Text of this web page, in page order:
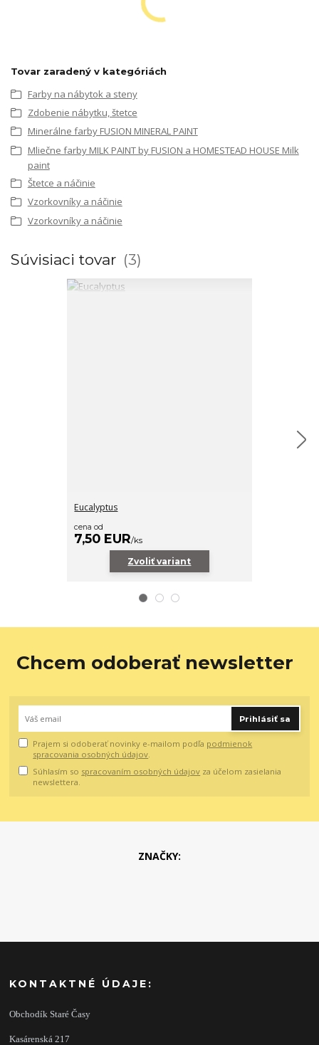
Tovar zaradený v kategóriách
Farby na nábytok a steny
Zdobenie nábytku, štetce
Minerálne farby FUSION MINERAL PAINT
Mliečne farby MILK PAINT by FUSION a HOMESTEAD HOUSE Milk
paint
Štetce a náčinie
Vzorkovníky a náčinie
Vzorkovníky a náčinie
Súvisiaci tovar 3
Eucalyptus
cena od
7,50 EUR/ks
Zvoliť variant
Chcem odoberať newsletter
Prihlásiť sa
Prajem si odoberať novinky e-mailom podľa podmienok
spracovania osobných údajov
Súhlasím so spracovaním osobných údajov za účelom zasielania
newslettera.
ZNAČKY:
KONTAKTNÉ ÚDAJE:
Obchodík Staré Časy
Kasárenská 217